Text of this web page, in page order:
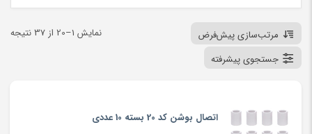
نمایش 1–20 از 37 نتیجه
مرتب‌سازی پیش‌فرض
جستجوی پیشرفته
اتصال بوشن کد 20 بسته 10 عددی